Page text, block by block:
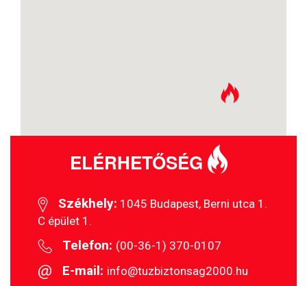
ELÉRHETŐSÉG
Székhely: 1045 Budapest, Berni utca 1.
C épület 1.
Telefon: (00-36-1) 370-0107
E-mail: info@tuzbiztonsag2000.hu